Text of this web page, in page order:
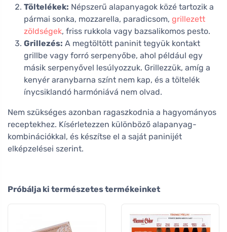
Töltelékek: Népszerű alapanyagok közé tartozik a
pármai sonka, mozzarella, paradicsom, grillezett
zöldségek, friss rukkola vagy bazsalikomos pesto.
Grillezés: A megtöltött paninit tegyük kontakt
grillbe vagy forró serpenyőbe, ahol például egy
másik serpenyővel lesúlyozzuk. Grillezzük, amíg a
kenyér aranybarna színt nem kap, és a töltelék
ínycsiklandó harmóniává nem olvad.
Nem szükséges azonban ragaszkodnia a hagyományos
receptekhez. Kísérletezzen különböző alapanyag-
kombinációkkal, és készítse el a saját paninijét
elképzelései szerint.
Próbálja ki természetes termékeinket